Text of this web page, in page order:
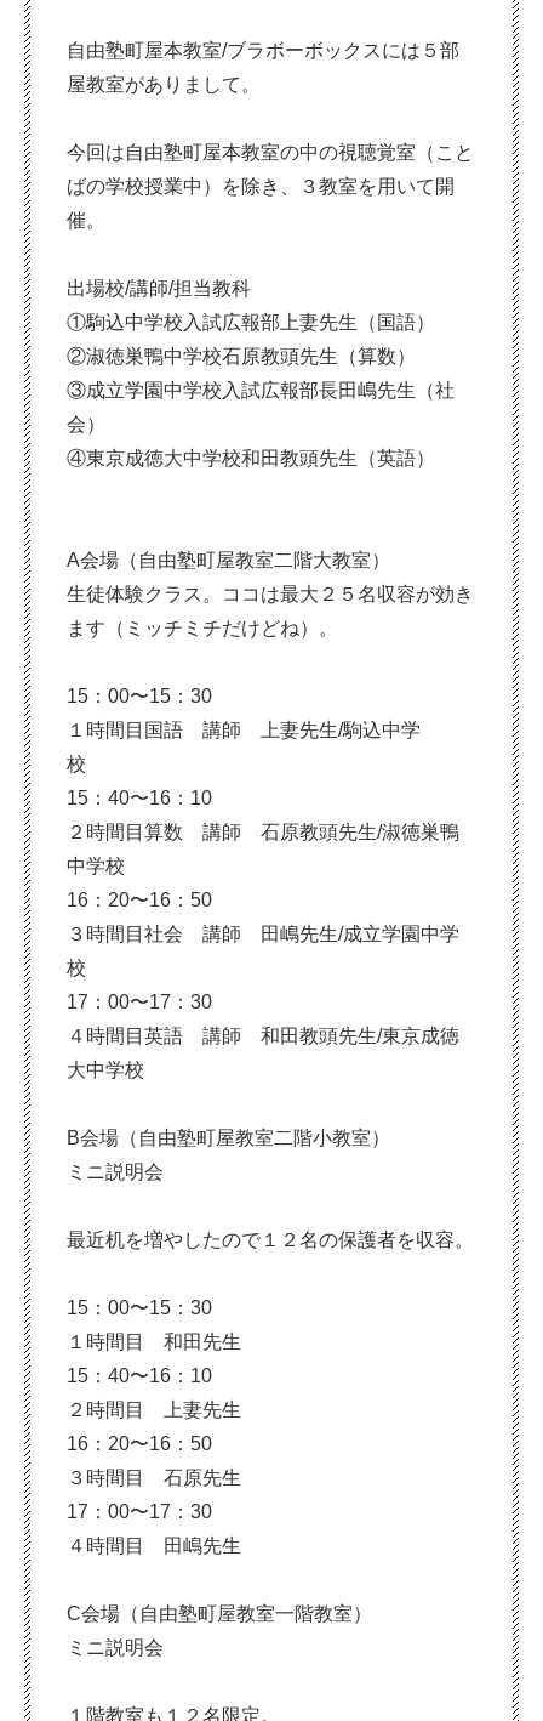
自由塾町屋本教室/ブラボーボックスには５部
屋教室がありまして。
今回は自由塾町屋本教室の中の視聴覚室（こと
ばの学校授業中）を除き、３教室を用いて開
催。
出場校/講師/担当教科
①駒込中学校入試広報部上妻先生（国語）
②淑徳巣鴨中学校石原教頭先生（算数）
③成立学園中学校入試広報部長田嶋先生（社
会）
④東京成徳大中学校和田教頭先生（英語）
A会場（自由塾町屋教室二階大教室）
生徒体験クラス。ココは最大２５名収容が効き
ます（ミッチミチだけどね）。
15：00〜15：30
１時間目国語 講師 上妻先生/駒込中学
校
15：40〜16：10
２時間目算数 講師 石原教頭先生/淑徳巣鴨
中学校
16：20〜16：50
３時間目社会 講師 田嶋先生/成立学園中学
校
17：00〜17：30
４時間目英語 講師 和田教頭先生/東京成徳
大中学校
B会場（自由塾町屋教室二階小教室）
ミニ説明会
最近机を増やしたので１２名の保護者を収容。
15：00〜15：30
１時間目 和田先生
15：40〜16：10
２時間目 上妻先生
16：20〜16：50
３時間目 石原先生
17：00〜17：30
４時間目 田嶋先生
C会場（自由塾町屋教室一階教室）
ミニ説明会
１階教室も１２名限定。